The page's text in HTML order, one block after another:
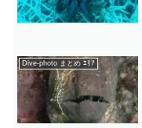
Dive-photo まとめ ｴﾘｱ